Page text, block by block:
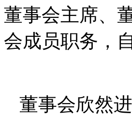
董事会主席、
会成员职务，
董事会欣然